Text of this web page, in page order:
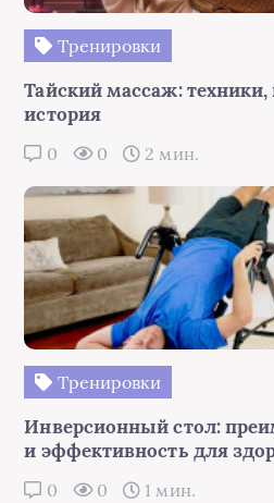
Тренировки
Тайский массаж: техники,
история
0 0 2 мин.
Тренировки
Инверсионный стол:
и эффективность для
0 0 1 мин.